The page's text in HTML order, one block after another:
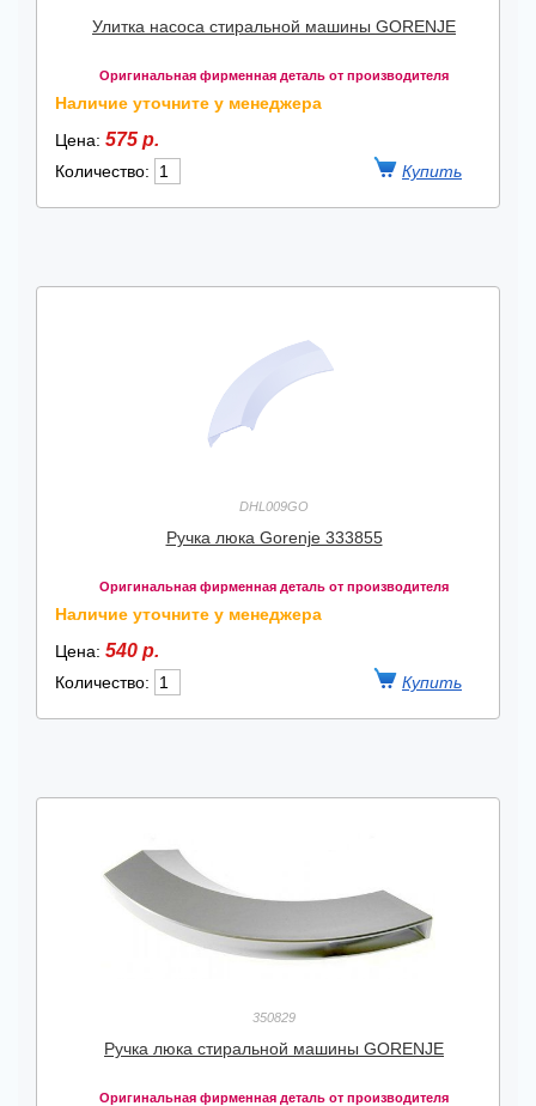
Улитка насоса стиральной машины GORENJE
Оригинальная фирменная деталь от производителя
Наличие уточните у менеджера
Цена: 575 р.
Количество:
DHL009GO
Ручка люка Gorenje 333855
Оригинальная фирменная деталь от производителя
Наличие уточните у менеджера
Цена: 540 р.
Количество:
350829
Ручка люка стиральной машины GORENJE
Оригинальная фирменная деталь от производителя